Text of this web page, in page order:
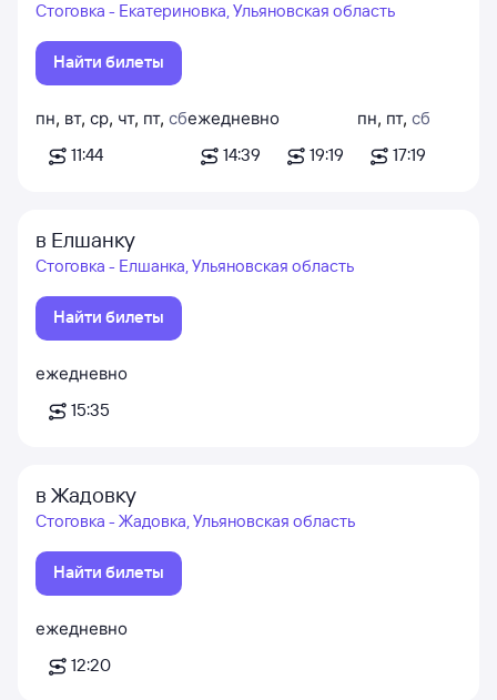
Стоговка - Екатериновка, Ульяновская область
Найти билеты
пн, вт, ср, чт, пт, сб
11:44
ежедневно
14:39
19:19
пн, пт, сб
17:19
в Елшанку
Стоговка - Елшанка, Ульяновская область
Найти билеты
ежедневно
15:35
в Жадовку
Стоговка - Жадовка, Ульяновская область
Найти билеты
ежедневно
12:20